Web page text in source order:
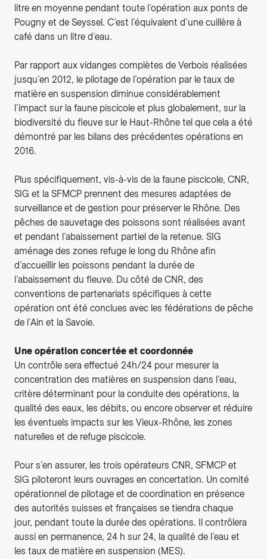
litre en moyenne pendant toute l’opération aux ponts de
Pougny et de Seyssel. C’est l’équivalent d’une cuillère à
café dans un litre d’eau.
Par rapport aux vidanges complètes de Verbois réalisées
jusqu’en 2012, le pilotage de l’opération par le taux de
matière en suspension diminue considérablement
l’impact sur la faune piscicole et plus globalement, sur la
biodiversité du fleuve sur le Haut-Rhône tel que cela a été
démontré par les bilans des précédentes opérations en
2016.
Plus spécifiquement, vis-à-vis de la faune piscicole, CNR,
SIG et la SFMCP prennent des mesures adaptées de
surveillance et de gestion pour préserver le Rhône. Des
pêches de sauvetage des poissons sont réalisées avant
et pendant l’abaissement partiel de la retenue. SIG
aménage des zones refuge le long du Rhône afin
d’accueillir les poissons pendant la durée de
l’abaissement du fleuve. Du côté de CNR, des
conventions de partenariats spécifiques à cette
opération ont été conclues avec les fédérations de pêche
de l’Ain et la Savoie.
Une opération concertée et coordonnée
Un contrôle sera effectué 24h/24 pour mesurer la
concentration des matières en suspension dans l’eau,
critère déterminant pour la conduite des opérations, la
qualité des eaux, les débits, ou encore observer et réduire
les éventuels impacts sur les Vieux-Rhône, les zones
naturelles et de refuge piscicole.
Pour s’en assurer, les trois opérateurs CNR, SFMCP et
SIG piloteront leurs ouvrages en concertation. Un comité
opérationnel de pilotage et de coordination en présence
des autorités suisses et françaises se tiendra chaque
jour, pendant toute la durée des opérations. Il contrôlera
aussi en permanence, 24 h sur 24, la qualité de l’eau et
les taux de matière en suspension (MES).